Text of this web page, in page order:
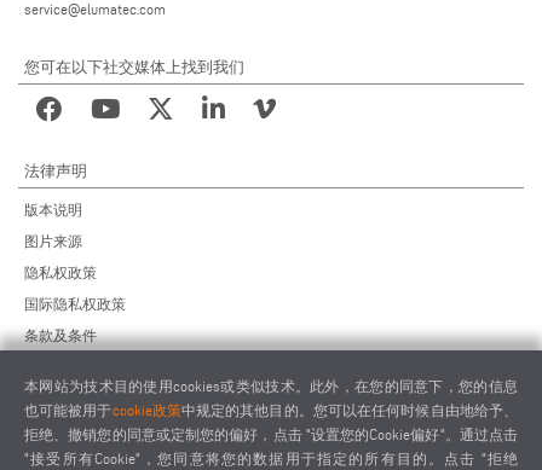
service@elumatec.com
您可在以下社交媒体上找到我们
法律声明
版本说明
图片来源
隐私权政策
国际隐私权政策
条款及条件
供应商行为准则
本网站为技术目的使用cookies或类似技术。此外，在您的同意下，您的信息
也可能被用于cookie政策中规定的其他目的。您可以在任何时候自由地给予、
拒绝、撤销您的同意或定制您的偏好，点击 "设置您的Cookie偏好"。通过点击
"接受所有Cookie"，您同意将您的数据用于指定的所有目的。点击 "拒绝